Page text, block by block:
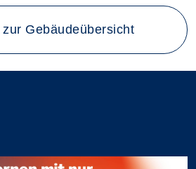
Gebäudeübersicht